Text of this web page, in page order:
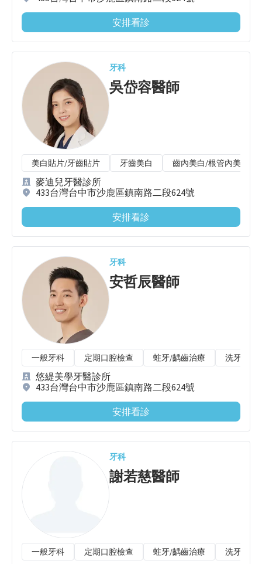
安排看診
牙科
吳岱容醫師
美白貼片/牙齒貼片 牙齒美白 齒內美白/根管內美白
麥迪兒牙醫診所
433台灣台中市沙鹿區鎮南路二段624號
安排看診
牙科
安哲辰醫師
一般牙科 定期口腔檢查 蛀牙/齲齒治療 洗牙/牙
悠緹美學牙醫診所
433台灣台中市沙鹿區鎮南路二段624號
安排看診
牙科
謝若慈醫師
一般牙科 定期口腔檢查 蛀牙/齲齒治療 洗牙/牙